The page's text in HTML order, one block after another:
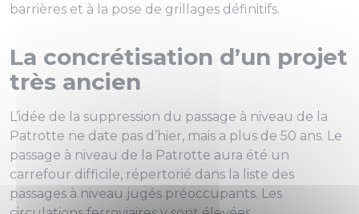
barrières et à la pose de grillages définitifs.
La concrétisation d’un projet
très ancien
L’idée de la suppression du passage à niveau de la
Patrotte ne date pas d’hier, mais a plus de 50 ans. Le
passage à niveau de la Patrotte aura été un
carrefour difficile, répertorié dans la liste des
passages à niveau jugés préoccupants. Les